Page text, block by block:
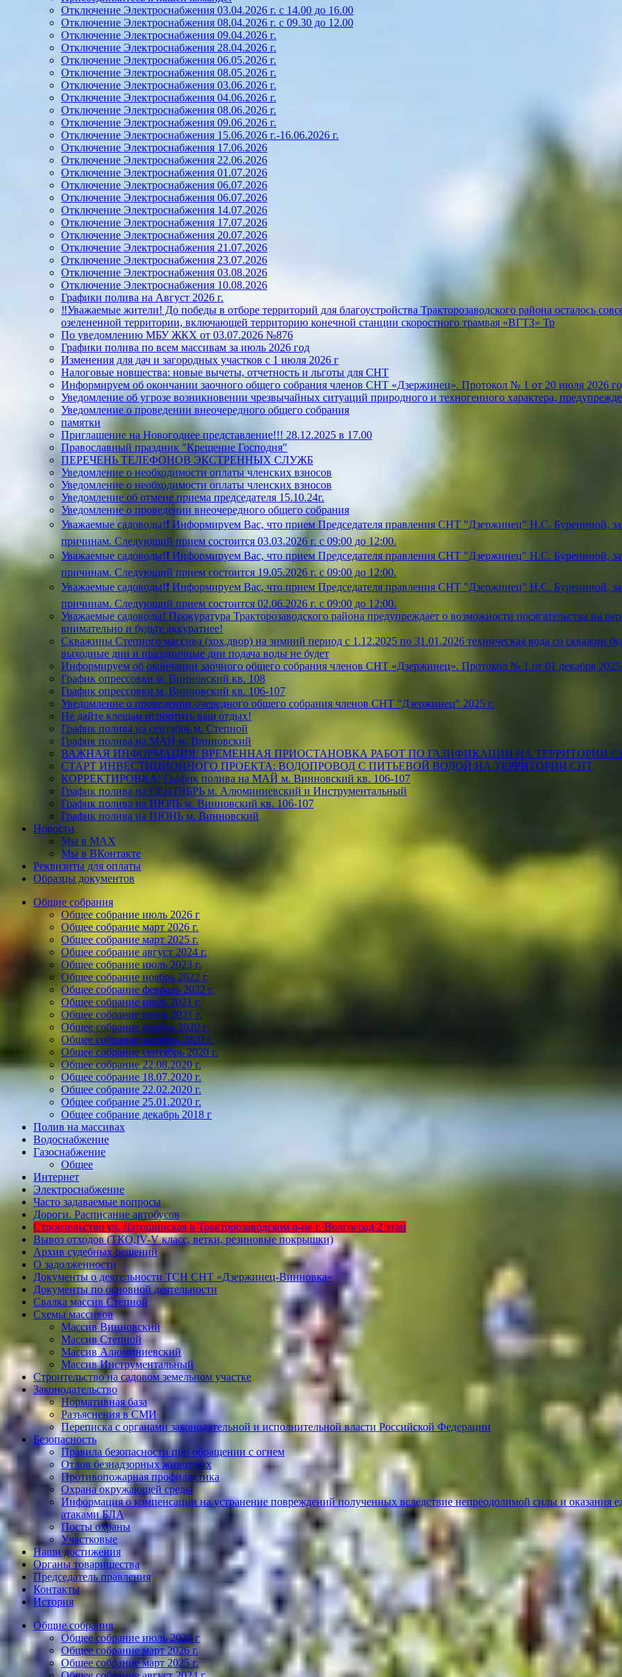
Отключение Электроснабжения 03.04.2026 г. с 14.00 до 16.00
Отключение Электроснабжения 08.04.2026 г. с 09.30 до 12.00
Отключение Электроснабжения 09.04.2026 г.
Отключение Электроснабжения 28.04.2026 г.
Отключение Электроснабжения 06.05.2026 г.
Отключение Электроснабжения 08.05.2026 г.
Отключение Электроснабжения 03.06.2026 г.
Отключение Электроснабжения 04.06.2026 г.
Отключение Электроснабжения 08.06.2026 г.
Отключение Электроснабжения 09.06.2026 г.
Отключение Электроснабжения 15.06.2026 г.-16.06.2026 г.
Отключение Электроснабжения 17.06.2026
Отключение Электроснабжения 22.06.2026
Отключение Электроснабжения 01.07.2026
Отключение Электроснабжения 06.07.2026
Отключение Электроснабжения 06.07.2026
Отключение Электроснабжения 14.07.2026
Отключение Электроснабжения 17.07.2026
Отключение Электроснабжения 20.07.2026
Отключение Электроснабжения 21.07.2026
Отключение Электроснабжения 23.07.2026
Отключение Электроснабжения 03.08.2026
Отключение Электроснабжения 10.08.2026
Графики полива на Август 2026 г.
‼️Уважаемые жители! До победы в отборе территорий для благоустройства Тракторозаводского района осталось
озелененной территории, включающей территорию конечной станции скоростного трамвая «ВГТЗ» Тр
По уведомлению МБУ ЖКХ от 03.07.2026 №876
Графики полива по всем массивам за июль 2026 год
Изменения для дач и загородных участков с 1 июля 2026 г
Налоговые новшества: новые вычеты, отчетность и льготы для СНТ
Информируем об окончании заочного общего собрания членов СНТ «Дзержинец». Протокол № 1 от 20 июля 2026
Уведомление об угрозе возникновении чрезвычайных ситуаций природного и техногенного характера,
Уведомление о проведении внеочередного общего собрания
памятки
Приглашение на Новогоднее представление!!! 28.12.2025 в 17.00
Православный праздник "Крещение Господня"
ПЕРЕЧЕНЬ ТЕЛЕФОНОВ ЭКСТРЕННЫХ СЛУЖБ
Уведомление о необходимости оплаты членских взносов
Уведомление о необходимости оплаты членских взносов
Уведомление об отмене приема председателя 15.10.24г.
Уведомление о проведении внеочередного общего собрания
Уважаемые садоводы!❗ Информируем Вас, что прием Председателя правления СНТ "Дзержинец" Н.С. Бурениной,
причинам. Следующий прием состоится 03.03.2026 г. с 09:00 до 12:00.
Уважаемые садоводы!❗ Информируем Вас, что прием Председателя правления СНТ "Дзержинец" Н.С. Бурениной,
причинам. Следующий прием состоится 19.05.2026 г. с 09:00 до 12:00.
Уважаемые садоводы!❗ Информируем Вас, что прием Председателя правления СНТ "Дзержинец" Н.С. Бурениной,
причинам. Следующий прием состоится 02.06.2026 г. с 09:00 до 12:00.
Уважаемые садоводы! Прокуратура Тракторозаводского района предупреждает о возможности посягательства на
внимательно и будьте аккуратнее!
Скважины Степного массива (хох.двор) на зимний период с 1.12.2025 по 31.01.2026 техническая вода со скважин
выходные дни и праздничные дни подача воды не будет
Информируем об окончании заочного общего собрания членов СНТ «Дзержинец». Протокол № 1 от 01 декабря 2025
График опрессовки м. Винновский кв. 108
График опрессовки м. Винновский кв. 106-107
Уведомление о проведении очередного общего собрания членов СНТ "Дзержинец" 2025 г.
Не дайте клещам испортить ваш отдых!
График полива на сентябрь м. Степной
График полива на МАЙ м. Винновский
ВАЖНАЯ ИНФОРМАЦИЯ: ВРЕМЕННАЯ ПРИОСТАНОВКА РАБОТ ПО ГАЗИФИКАЦИИ НА ТЕРРИТОРИИ
СТАРТ ИНВЕСТИЦИОННОГО ПРОЕКТА: ВОДОПРОВОД С ПИТЬЕВОЙ ВОДОЙ НА ТЕРРИТОРИИ СНТ
КОРРЕКТИРОВКА! График полива на МАЙ м. Винновский кв. 106-107
График полива на СЕНТЯБРЬ м. Алюминиевский и Инструментальный
График полива на ИЮЛЬ м. Винновский кв. 106-107
График полива на ИЮНЬ м. Винновский
Новости
Мы в МАХ
Мы в ВКонтакте
Реквизиты для оплаты
Образцы документов
Общие собрания
Общее собрание июль 2026 г
Общее собрание март 2026 г.
Общее собрание март 2025 г.
Общее собрание август 2024 г.
Общее собрание июль 2023 г.
Общее собрание ноябрь 2022 г.
Общее собрание февраль 2022 г.
Общее собрание июль 2021 г.
Общее собрание июнь 2021 г.
Общее собрание ноябрь 2020 г.
Общее собрание октябрь 2020 г.
Общее собрание сентябрь 2020 г.
Общее собрание 22.08.2020 г.
Общее собрание 18.07.2020 г.
Общее собрание 22.02.2020 г.
Общее собрание 25.01.2020 г.
Общее собрание декабрь 2018 г
Полив на массивах
Водоснабжение
Газоснабжение
Общее
Интернет
Электроснабжение
Часто задаваемые вопросы
Дороги. Расписание автобусов
Строительство ул. Латошинская в Тракторозаводском р-не г. Волгоград 2 этап
Вывоз отходов (ТКО,IV-V класс, ветки, резиновые покрышки)
Архив судебных решений
О задолженности
Документы о деятельности ТСН СНТ «Дзержинец-Винновка»
Документы по основной деятельности
Свалка массив Степной
Схемы массивов
Массив Винновский
Массив Степной
Массив Алюминиевcкий
Массив Инструментальный
Строительство на садовом земельном участке
Законодательство
Нормативная база
Разъяснения в СМИ
Переписка с органами законодательной и исполнительной власти Российской Федерации
Безопасность
Правила безопасности при обращении с огнем
Отлов безнадзорных животных
Противопожарная профилактика
Охрана окружающей среды
Информация о компенсации на устранение повреждений полученных вследствие непреодолимой силы и оказания
атаками БЛА
Посты охраны
Участковые
Наши достижения
Органы товарищества
Председатель правления
Контакты
История
Общие собрания
Общее собрание июль 2026 г
Общее собрание март 2026 г.
Общее собрание март 2025 г.